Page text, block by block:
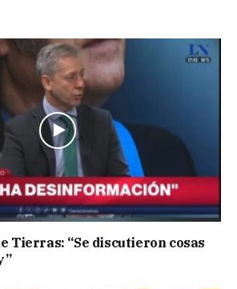
Tierras: “Se discutieron cosas